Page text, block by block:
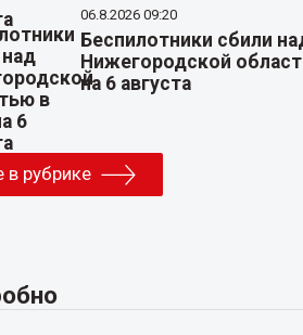
06.8.2026 09:20
Беспилотники сбили
Нижегородской
на 6 августа
в рубрике